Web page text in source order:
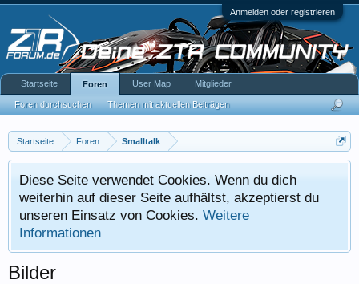
Anmelden oder registrieren
Startseite Foren Smalltalk
Diese Seite verwendet Cookies. Wenn du dich
weiterhin auf dieser Seite aufhältst, akzeptierst du
unseren Einsatz von Cookies. Weitere
Informationen
Bilder
Startseite Foren
Foren durchsuchen Themen mit aktuellen Beiträgen
User Map Mitglieder